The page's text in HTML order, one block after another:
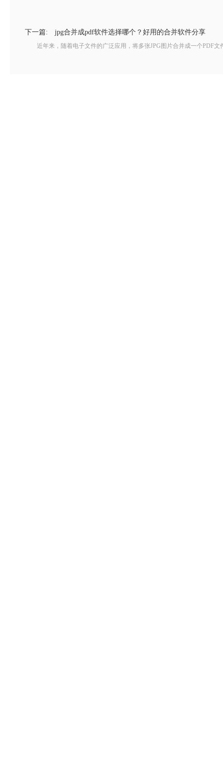
下一篇: jpg合并成pdf软件选择哪个？好用的合并软件分享
近年来，随着电子文件的广泛应用，将多张JPG图片合并成一个PDF文